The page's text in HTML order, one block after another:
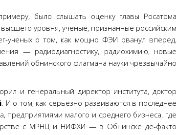
было слышать оценку главы Росатома
уровня, ученые, признанные российским
ученых о том, как мощно ФЭИ рванул вперед,
— радиодиагностику, радиохимию, новые
обнинского флагмана науки чрезвычайно
и генеральный директор института, доктор
. И о том, как серьезно развиваются в последнее
малого и среднего бизнеса, где
с МРНЦ и НИФХИ — в Обнинске де-факто